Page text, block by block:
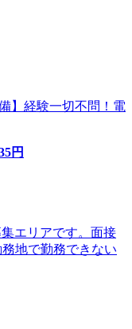
】経験一切不問！電
円
エリアです。面接
地で勤務できない